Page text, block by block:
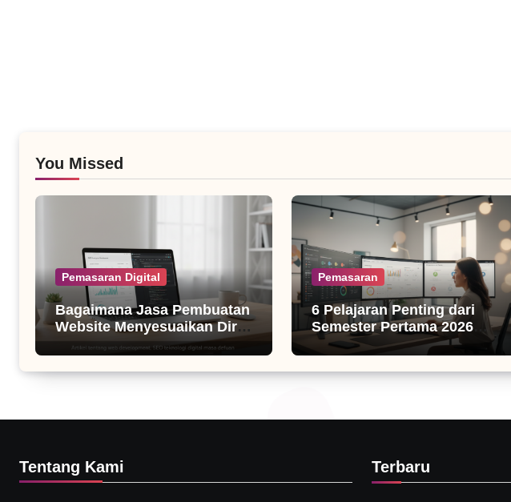
You Missed
Pemasaran Digital
Bagaimana Jasa Pembuatan
Website Menyesuaikan Diri
dengan Algoritma SEO Masa
Kini
Pemasaran
6 Pelajaran Penting dari
Semester Pertama 2026
untuk Bisnis Digital
Tentang Kami Terbaru